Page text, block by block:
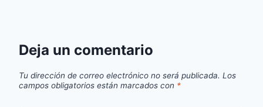
Deja un comentario
Tu dirección de correo electrónico no será publicada. Los
campos obligatorios están marcados con *